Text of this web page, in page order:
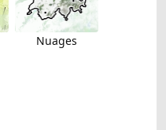
Nuages